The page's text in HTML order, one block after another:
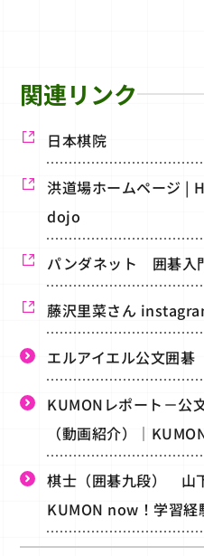
関連リンク
日本棋院
洪道場ホームページ
dojo
パンダネット 囲碁入
藤沢里菜さん
エルアイエル公文囲
KUMONレポート－公
（動画紹介）｜
棋士（囲碁九段） 山
KUMON now！学習経